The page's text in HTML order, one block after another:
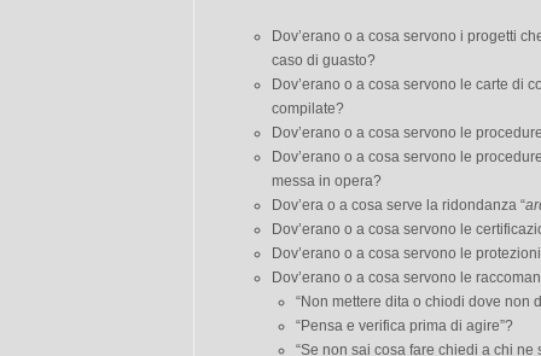
Dov’erano o a cosa servono i progetti
caso di guasto?
Dov’erano o a cosa servono le carte di
compilate?
Dov’erano o a cosa servono le
Dov’erano o a cosa servono le
messa in opera?
Dov’era o a cosa serve la ridondanza “
Dov’erano o a cosa servono le
Dov’erano o a cosa servono le
Dov’erano o a cosa servono le
“Non mettere dita o chiodi dove
“Pensa e verifica prima di agire”?
“Se non sai cosa fare chiedi a chi ne